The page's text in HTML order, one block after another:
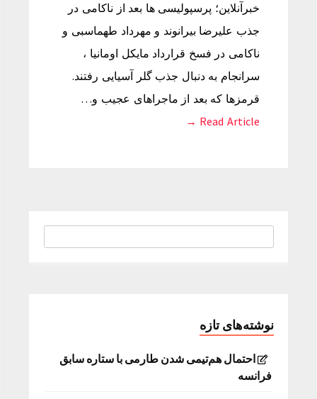
خبرآنلاین؛ پرسپولیسی ها بعد از ناکامی در
جذب علیرضا بیرانوند و مهرداد طهماسبی و
ناکامی در فسخ قرارداد مایکل اومانیا ،
سرانجام به دنبال جذب گلر آسیایی رفتند.
قرمزها که بعد از ماجراهای عجیب و…
Read Article →
نوشته‌های تازه
احتمال هم‌تیمی شدن طارمی با ستاره سابق
فرانسه